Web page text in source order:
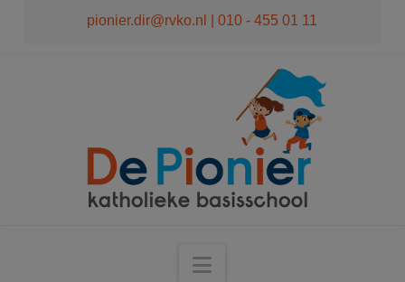
pionier.dir@rvko.nl | 010 - 455 01 11
Navigation